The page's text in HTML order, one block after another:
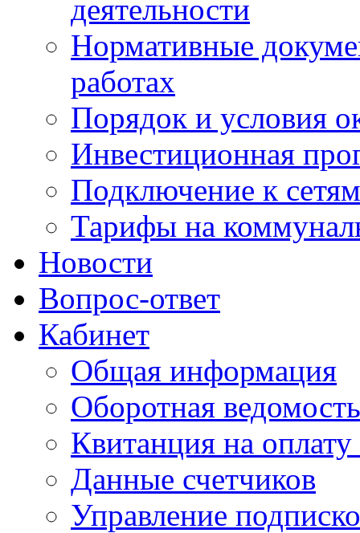
деятельности
Нормативные
работах
Порядок и условия
Инвестиционная
Подключение к сетям
Тарифы на
Новости
Вопрос-ответ
Кабинет
Общая информация
Оборотная ведомость
Квитанция на
Данные счетчиков
Управление